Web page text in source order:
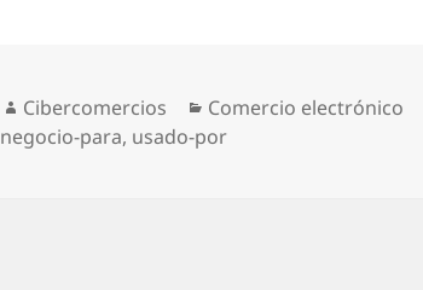
Author
Cibercomercios Categories
Comercio electrónico
negocio-para, usado-por